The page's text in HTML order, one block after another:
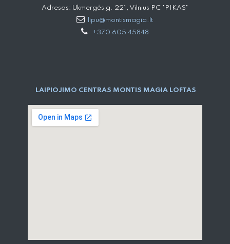
Adresas: Ukmergės g. 221, Vilnius PC "PIKAS"
lipu@montismagia.lt
+370 605 45848
LAIPIOJIMO CENTRAS MONTIS MAGIA LOFTAS